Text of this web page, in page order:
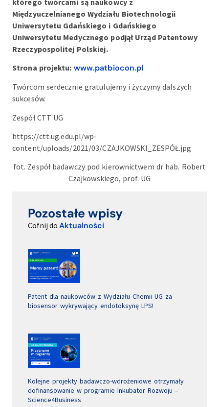
Międzyuczelnianego Wydziału Biotechnologii
Uniwersytetu Gdańskiego i Gdańskiego
Uniwersytetu Medycznego podjął Urząd Patentowy
Rzeczypospolitej Polskiej.
Strona projektu: www.patbiocon.pl
Twórcom serdecznie gratulujemy i życzymy dalszych
sukcesów.
Zespół CTT UG
https://ctt.ug.edu.pl/wp-
content/uploads/2021/03/CZAJKOWSKI_ZESPÓŁ.jpg
fot. Zespół badawczy pod kierownictwem dr hab. Robert
Czajkowskiego, prof. UG
Pozostałe wpisy
Cofnij do Aktualności
Patent dla naukowców z Wydziału Chemii UG za
biosensor wykrywający endotoksynę LPS!
Kolejne projekty badawczo-wdrożeniowe otrzymały
dofinansowanie w programie Inkubator Rozwoju –
Science4Business